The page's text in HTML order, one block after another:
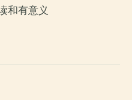
和有意义